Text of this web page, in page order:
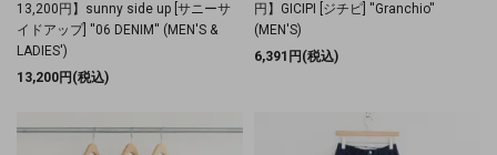
13,200円】sunny side up [サニーサ
イドアップ] ''06 DENIM'' (MEN'S &
LADIES')
13,200円(税込)
円】GICIPI [ジチピ] ''Granchio''
(MEN'S)
6,391円(税込)